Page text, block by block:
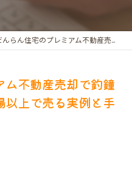
ん住宅のプレミアム不動産売却で釣鐘町エリアの持ち家を相場以上で売る実例と手法！
不動産売却で釣鐘
上で売る実例と手